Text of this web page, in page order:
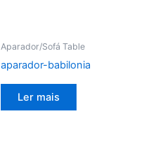
Aparador/Sofá Table
aparador-babilonia
Ler mais